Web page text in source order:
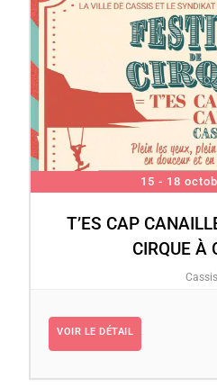
15 - 18
T’ES CAP
CIRQUE À
Cassis
VOIR LE DÉTAIL